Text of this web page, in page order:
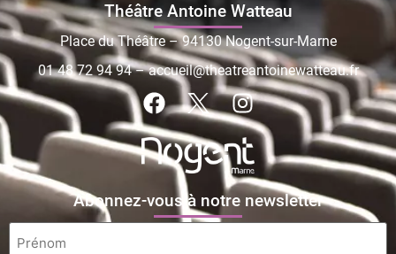
Théâtre Antoine Watteau
Place du Théâtre – 94130 Nogent-sur-Marne
01 48 72 94 94–accueil@theatreantoinewatteau.fr
Abonnez-vous à notre newsletter
Prénom